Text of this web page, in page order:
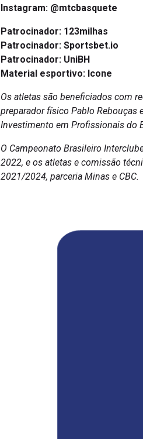
Instagram: @mtcbasquete
Patrocinador: 123milhas
Patrocinador: Sportsbet.io
Patrocinador: UniBH
Material esportivo: Icone
Os atletas são beneficiados com
preparador físico Pablo Rebouças
Investimento em Profissionais do
O Campeonato Brasileiro
2022, e os atletas e comissão
2021/2024, parceria Minas e CBC.